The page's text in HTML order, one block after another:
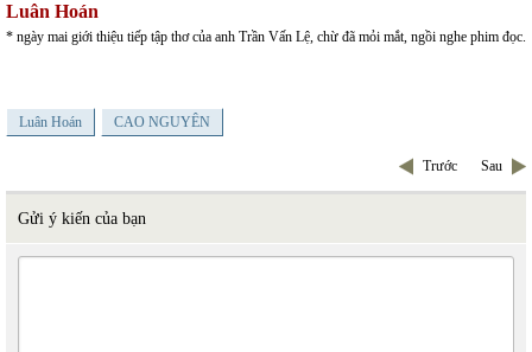
Luân Hoán
* ngày mai giới thiệu tiếp tập thơ của anh Trần Vấn Lệ, chừ đã mỏi mắt, ngồi nghe phim đọc.
Luân Hoán CAO NGUYÊN
Trước Sau
Gửi ý kiến của bạn